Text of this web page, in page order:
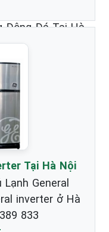
Đông Đá Tại Hà
& Sửa Chữa
lượng nhất.
Tại Hà Nội
General
inverter ở Hà
833